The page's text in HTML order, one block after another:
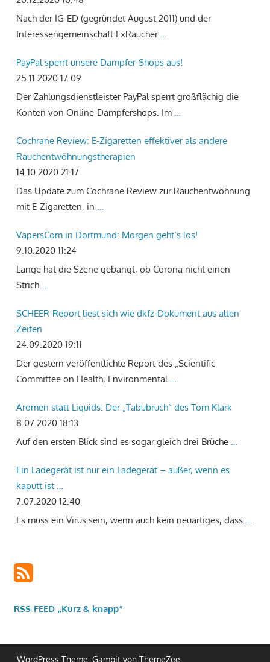
Nach der IG-ED (gegründet August 2011) und der
Interessengemeinschaft ExRaucher …
PayPal sperrt unsere Dampfer-Shops aus!
25.11.2020 17:09
Der Zahlungsdienstleister PayPal sperrt großflächig die
Konten von Online-Dampfershops. Im …
Cochrane Review: E-Zigaretten effektiver als andere
Rauchentwöhnungstherapien
14.10.2020 21:17
Das Update zum Cochrane Review zur Rauchentwöhnung
mit E-Zigaretten, in …
VapersCom in Dortmund: Morgen geht‘s los!
9.10.2020 11:24
Lange hat die Szene gebangt, ob Corona nicht einen
Strich …
SCHEER-Report liest sich wie dkfz-Dokument aus alten
Zeiten
24.09.2020 19:11
Der gestern veröffentlichte Report des „Scientific
Committee on Health, Environmental …
Aromen statt Liquids: Der „Tabubruch“ des Tom Klark
8.07.2020 18:13
Auf den ersten Blick sind es sogar gleich drei Brüche …
Ein Ladegerät ist nur ein Ladegerät – außer, wenn es
kaputt ist …
7.07.2020 12:40
Es muss ein Virus sein, wenn auch kein neuartiges, dass …
RSS-FEED „Kurz & knapp“
WordPress Theme: Gambit von ThemeZee.